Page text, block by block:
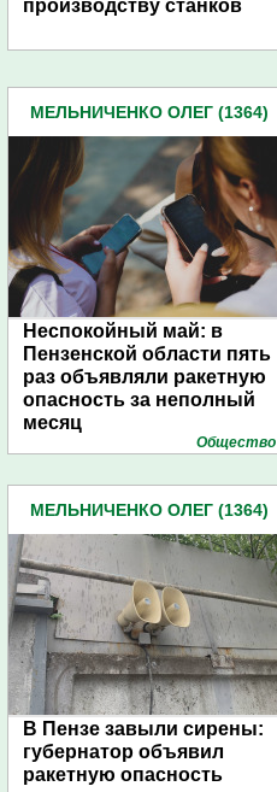
производству станков
МЕЛЬНИЧЕНКО ОЛЕГ (1364)
Неспокойный май: в
Пензенской области пять
раз объявляли ракетную
опасность за неполный
месяц
Общество
МЕЛЬНИЧЕНКО ОЛЕГ (1364)
В Пензе завыли сирены:
губернатор объявил
ракетную опасность